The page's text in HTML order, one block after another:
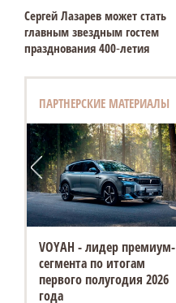
Сергей Лазарев может стать
главным звездным гостем
празднования 400‑летия
ПАРТНЕРСКИЕ МАТЕРИАЛЫ
VOYAH - лидер премиум-
сегмента по итогам
первого полугодия 2026
года